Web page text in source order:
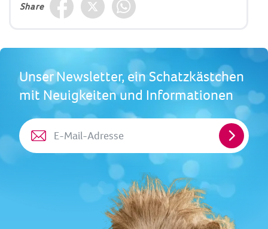
Share
Unser Newsletter, ein Schatzkästchen
mit Neuigkeiten und Informationen
E-
Mail-
Adresse